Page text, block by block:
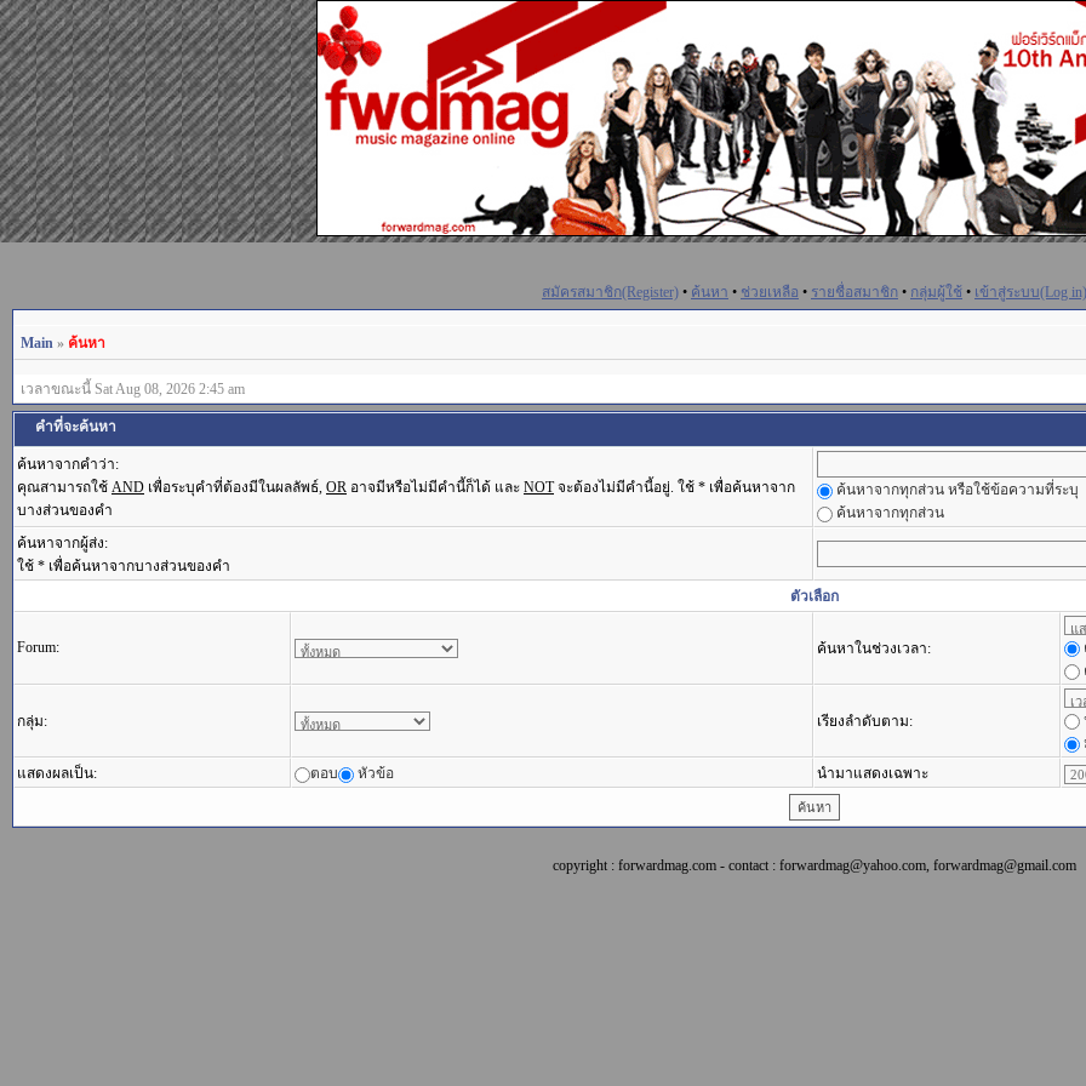
สมัครสมาชิก(Register) • ค้นหา • ช่วยเหลือ • รายชื่อสมาชิก • กลุ่มผู้ใช้ • เข้าสู่ระบบ(Log in)
Main » ค้นหา
เวลาขณะนี้ Sat Aug 08, 2026 2:45 am
คำที่จะค้นหา
ค้นหาจากคำว่า:
คุณสามารถใช้ AND เพื่อระบุคำที่ต้องมีในผลลัพธ์, OR อาจมีหรือไม่มีคำนี้ก็ได้ และ NOTจะต้องไม่มีคำนี้อยู่. ใช้ * เพื่อค้นหาจาก
บางส่วนของคำ
ค้นหาจากทุกส่วน หรือใช้ข้อความที่ระบุ
ค้นหาจากทุกส่วน
ค้นหาจากผู้ส่ง:
ใช้ * เพื่อค้นหาจากบางส่วนของคำ
ตัวเลือก
Forum: ค้นหาในช่วงเวลา:
กลุ่ม: เรียงลำดับตาม:
แสดงผลเป็น:
ตอบ หัวข้อ นำมาแสดงเฉพาะ
copyright : forwardmag.com - contact : forwardmag@yahoo.com, forwardmag@gmail.com